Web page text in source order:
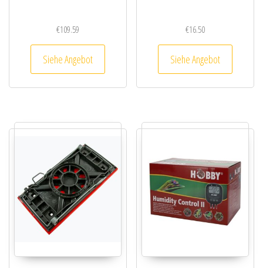
€109.59
Siehe Angebot
€16.50
Siehe Angebot